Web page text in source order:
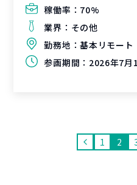
稼働率： 70%
業界： その他
勤務地：基本リモート
参画期間： 2026年7月1日～2026
1 2